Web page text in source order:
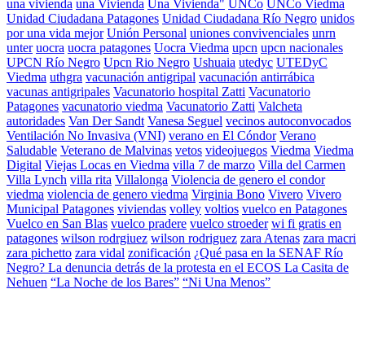
una vivienda una Vivienda Una Vivienda" UNCo UNCo Viedma
Unidad Ciudadana Patagones Unidad Ciudadana Río Negro unidos
por una vida mejor Unión Personal uniones convivenciales unrn
unter uocra uocra patagones Uocra Viedma upcn upcn nacionales
UPCN Río Negro Upcn Rio Negro Ushuaia utedyc UTEDyC
Viedma uthgra vacunación antigripal vacunación antirrábica
vacunas antigripales Vacunatorio hospital Zatti Vacunatorio
Patagones vacunatorio viedma Vacunatorio Zatti Valcheta
autoridades Van Der Sandt Vanesa Seguel vecinos autoconvocados
Ventilación No Invasiva (VNI) verano en El Cóndor Verano
Saludable Veterano de Malvinas vetos videojuegos Viedma Viedma
Digital Viejas Locas en Viedma villa 7 de marzo Villa del Carmen
Villa Lynch villa rita Villalonga Violencia de genero el condor
viedma violencia de genero viedma Virginia Bono Vivero Vivero
Municipal Patagones viviendas volley voltios vuelco en Patagones
Vuelco en San Blas vuelco pradere vuelco stroeder wi fi gratis en
patagones wilson rodrgiuez wilson rodriguez zara Atenas zara macri
zara pichetto zara vidal zonificación ¿Qué pasa en la SENAF Río
Negro? La denuncia detrás de la protesta en el ECOS La Casita de
Nehuen “La Noche de los Bares” “Ni Una Menos”